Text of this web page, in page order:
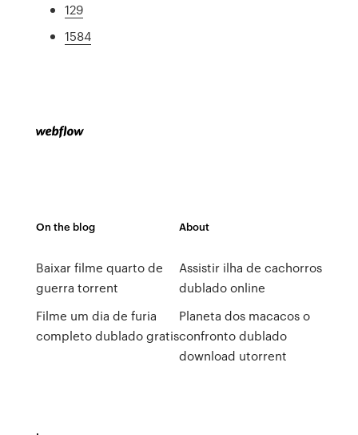
129
1584
On the blog
Baixar filme quarto de
guerra torrent
Filme um dia de furia
completo dublado gratis
About
Assistir ilha de cachorros
dublado online
Planeta dos macacos o
confronto dublado
download utorrent